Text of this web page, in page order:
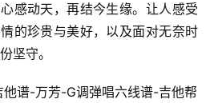
感动天，再结今生缘。让人感受
的珍贵与美好，以及面对无奈时
坚守。